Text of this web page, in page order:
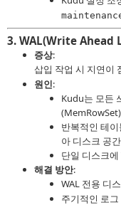
3. WAL(Write Ahead
증상:
삽입 작업 시 지연이
원인:
Kudu는 모든
반복적인 테
아 디스크 공
단일 디스크
해결 방안:
WAL 전용 디
주기적인 로